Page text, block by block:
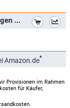
...
Amazon.de*
Provisionen im Rahmen
für Käufer,